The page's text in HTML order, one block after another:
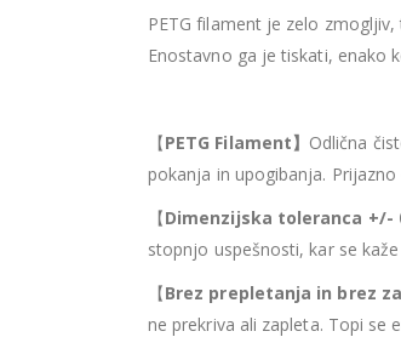
PETG filament je zelo
Enostavno ga je tiskati, enako
【PETG Filament】 Odlična
pokanja in upogibanja.
【Dimenzijska toleranca +/-
stopnjo uspešnosti, kar se
【Brez prepletanja in brez
ne prekriva ali zapleta. Topi se